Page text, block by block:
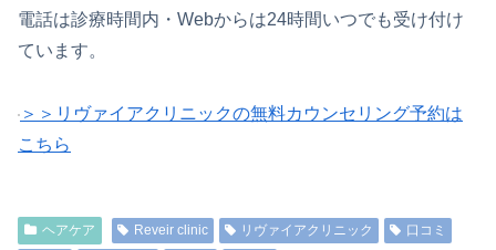
電話は診療時間内・Webからは24時間いつでも受け付け
ています。
＞＞リヴァイアクリニックの無料カウンセリング予約は
こちら
ヘアケア Reveir clinic リヴァイアクリニック
口コミ